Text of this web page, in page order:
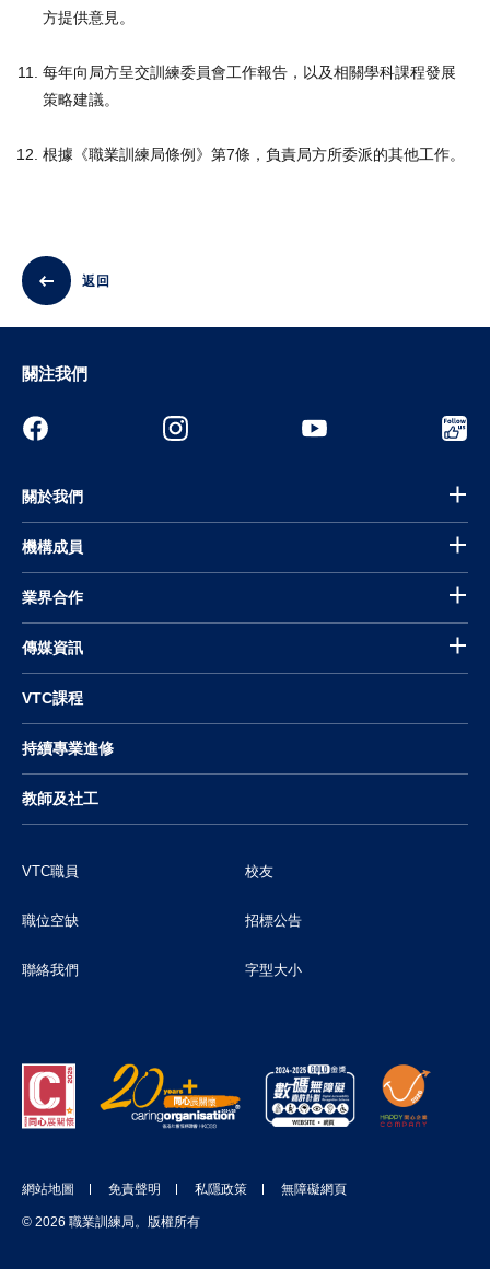
方提供意見。
每年向局方呈交訓練委員會工作報告，以及相關學科課程發展
策略建議。
根據《職業訓練局條例》第7條，負責局方所委派的其他工作。
返回
關注我們
關於我們
機構成員
業界合作
傳媒資訊
VTC課程
持續專業進修
教師及社工
VTC職員 校友
職位空缺 招標公告
聯絡我們 字型大小
網站地圖 免責聲明 私隱政策 無障礙網頁
© 2026 職業訓練局。版權所有